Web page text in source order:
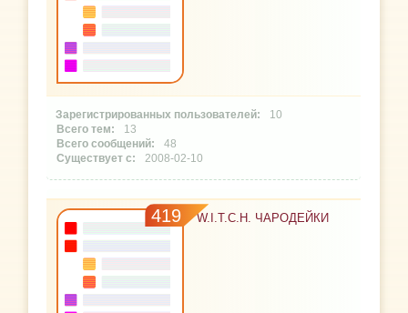
10
13
48
2008-02-10
419 W.I.T.C.H. ЧАРОДЕЙКИ